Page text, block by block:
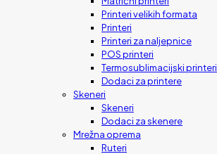
Printeri velikih formata
Printeri
Printeri za naljepnice
POS printeri
Termosublimacijski printeri
Dodaci za printere
Skeneri
Skeneri
Dodaci za skenere
Mrežna oprema
Ruteri